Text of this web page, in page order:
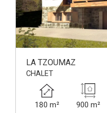
LA TZOUMAZ
CHALET
180 m² 900 m²